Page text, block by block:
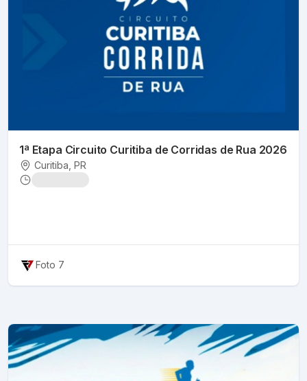
1ª Etapa Circuito Curitiba de Corridas de Rua 2026
Curitiba , PR
Foto 7